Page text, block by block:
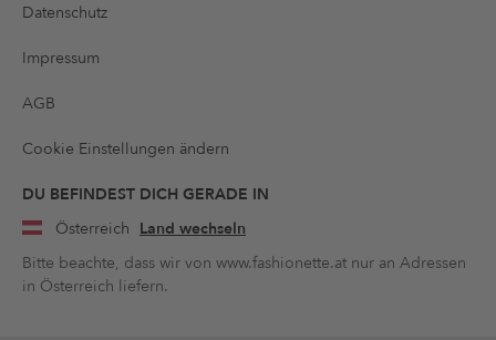
Datenschutz
Impressum
AGB
Cookie Einstellungen ändern
DU BEFINDEST DICH GERADE IN
Österreich Land wechseln
Bitte beachte, dass wir von www.fashionette.at nur an Adressen
in Österreich liefern.